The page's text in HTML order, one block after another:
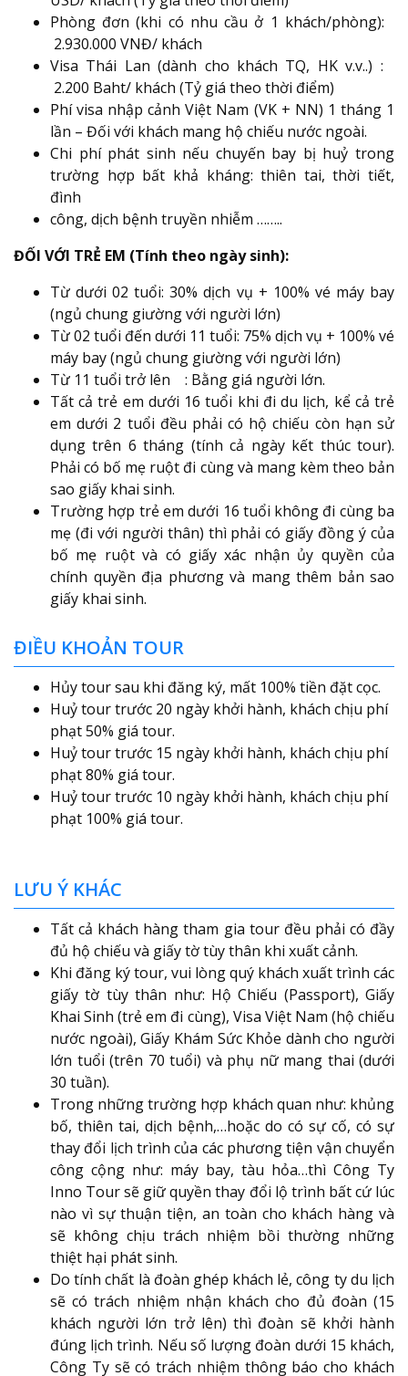
Phòng đơn (khi có nhu cầu ở 1 khách/phòng):
2.930.000 VNĐ/ khách
Visa Thái Lan (dành cho khách TQ, HK v.v..) :
2.200 Baht/ khách (Tỷ giá theo thời điểm)
Phí visa nhập cảnh Việt Nam (VK + NN) 1 tháng 1
lần – Đối với khách mang hộ chiếu nước ngoài.
Chi phí phát sinh nếu chuyến bay bị huỷ trong
trường hợp bất khả kháng: thiên tai, thời tiết,
đình
công, dịch bệnh truyền nhiễm ……..
ĐỐI VỚI TRẺ EM (Tính theo ngày sinh):
Từ dưới 02 tuổi: 30% dịch vụ + 100% vé máy bay
(ngủ chung giường với người lớn)
Từ 02 tuổi đến dưới 11 tuổi: 75% dịch vụ + 100% vé
máy bay (ngủ chung giường với người lớn)
Từ 11 tuổi trở lên : Bằng giá người lớn.
Tất cả trẻ em dưới 16 tuổi khi đi du lịch, kể cả trẻ
em dưới 2 tuổi đều phải có hộ chiếu còn hạn sử
dụng trên 6 tháng (tính cả ngày kết thúc tour).
Phải có bố mẹ ruột đi cùng và mang kèm theo bản
sao giấy khai sinh.
Trường hợp trẻ em dưới 16 tuổi không đi cùng ba
mẹ (đi với người thân) thì phải có giấy đồng ý của
bố mẹ ruột và có giấy xác nhận ủy quyền của
chính quyền địa phương và mang thêm bản sao
giấy khai sinh.
ĐIỀU KHOẢN TOUR
Hủy tour sau khi đăng ký, mất 100% tiền đặt cọc.
Huỷ tour trước 20 ngày khởi hành, khách chịu phí
phạt 50% giá tour.
Huỷ tour trước 15 ngày khởi hành, khách chịu phí
phạt 80% giá tour.
Huỷ tour trước 10 ngày khởi hành, khách chịu phí
phạt 100% giá tour.
LƯU Ý KHÁC
Tất cả khách hàng tham gia tour đều phải có đầy
đủ hộ chiếu và giấy tờ tùy thân khi xuất cảnh.
Khi đăng ký tour, vui lòng quý khách xuất trình các
giấy tờ tùy thân như: Hộ Chiếu (Passport), Giấy
Khai Sinh (trẻ em đi cùng), Visa Việt Nam (hộ chiếu
nước ngoài), Giấy Khám Sức Khỏe dành cho người
lớn tuổi (trên 70 tuổi) và phụ nữ mang thai (dưới
30 tuần).
Trong những trường hợp khách quan như: khủng
bố, thiên tai, dịch bệnh,…hoặc do có sự cố, có sự
thay đổi lịch trình của các phương tiện vận chuyển
công cộng như: máy bay, tàu hỏa…thì Công Ty
Inno Tour sẽ giữ quyền thay đổi lộ trình bất cứ lúc
nào vì sự thuận tiện, an toàn cho khách hàng và
sẽ không chịu trách nhiệm bồi thường những
thiệt hại phát sinh.
Do tính chất là đoàn ghép khách lẻ, công ty du lịch
sẽ có trách nhiệm nhận khách cho đủ đoàn (15
khách người lớn trở lên) thì đoàn sẽ khởi hành
đúng lịch trình. Nếu số lượng đoàn dưới 15 khách,
Công Ty sẽ có trách nhiệm thông báo cho khách